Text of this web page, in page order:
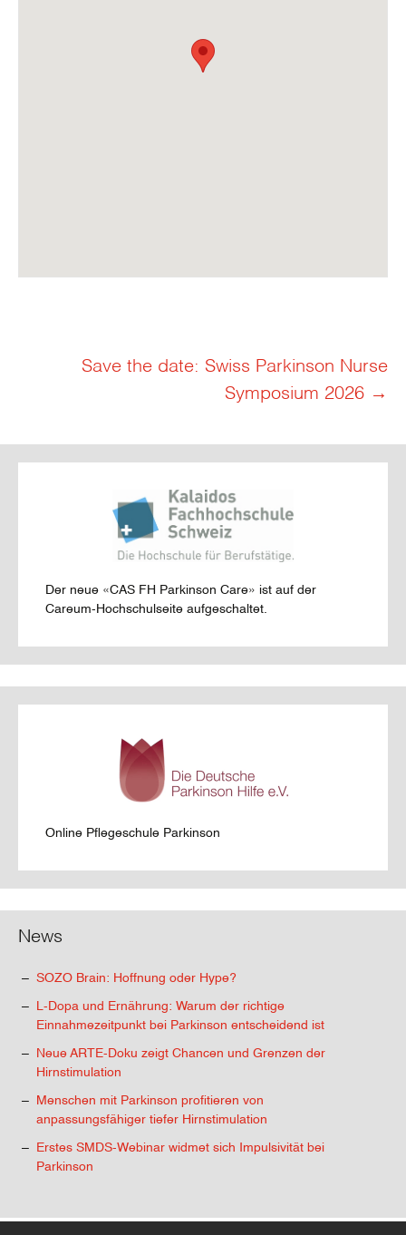
Beitrags-Save the date: Swiss Parkinson Nurse
Symposium 2026 →
Der neue «CAS FH Parkinson Care» ist auf der
Careum-Hochschulseite aufgeschaltet.
Online Pflegeschule Parkinson
News
SOZO Brain: Hoffnung oder Hype?
L-Dopa und Ernährung: Warum der richtige
Einnahmezeitpunkt bei Parkinson entscheidend ist
Neue ARTE-Doku zeigt Chancen und Grenzen der
Hirnstimulation
Menschen mit Parkinson profitieren von
anpassungsfähiger tiefer Hirnstimulation
Erstes SMDS-Webinar widmet sich Impulsivität bei
Parkinson